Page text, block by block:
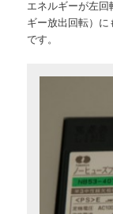
エネルギーが左
ギー放出回転）
です。